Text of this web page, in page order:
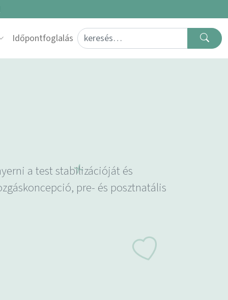
Időpontfoglalás Search for:
a test stabilizációját és
pre- és posztnatális